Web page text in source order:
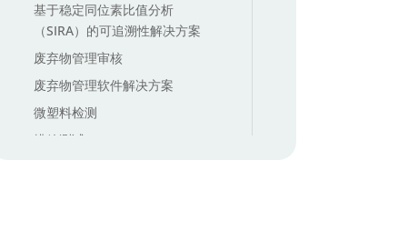
基于稳定同位素比值分析
（SIRA）的可追溯性解决方案
废弃物管理审核
废弃物管理软件解决方案
微塑料检测
排放测试